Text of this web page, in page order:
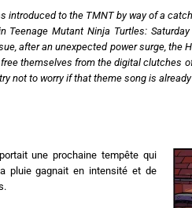
introduced to the TMNT by way of a
Teenage Mutant Ninja Turtles:
after an unexpected power surge, the
themselves from the digital clutches
not to worry if that theme song is
une prochaine tempête qui
pluie gagnait en intensité et de